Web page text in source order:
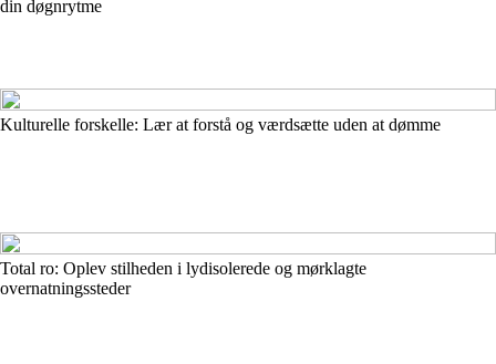
din døgnrytme
Kulturelle forskelle: Lær at forstå og værdsætte uden at dømme
Total ro: Oplev stilheden i lydisolerede og mørklagte
overnatningssteder